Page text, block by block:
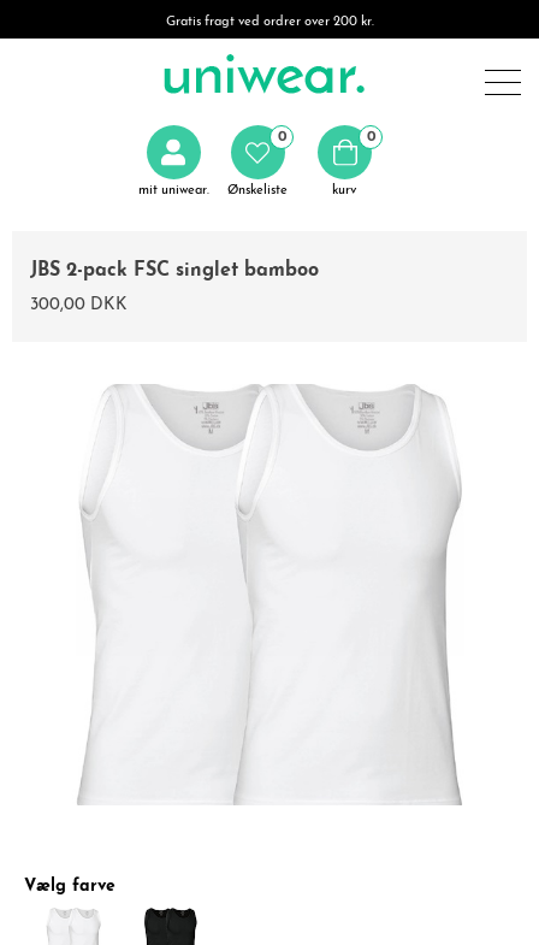
Gratis fragt ved ordrer over 200 kr.
mit uniwear. Ønskeliste
0 0
kurv
JBS 2-pack FSC singlet bamboo
300,00 DKK
Vælg farve